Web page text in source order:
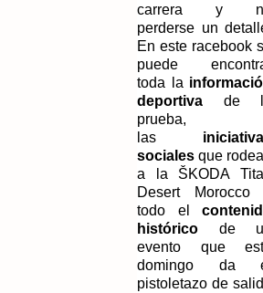
carrera y
perderse un
En este racebook
puede
toda la
deportiva
de
prueba,
las
sociales que
a la ŠKODA
Desert Morocco
todo el
histórico
de
evento que
domingo da
pistoletazo de